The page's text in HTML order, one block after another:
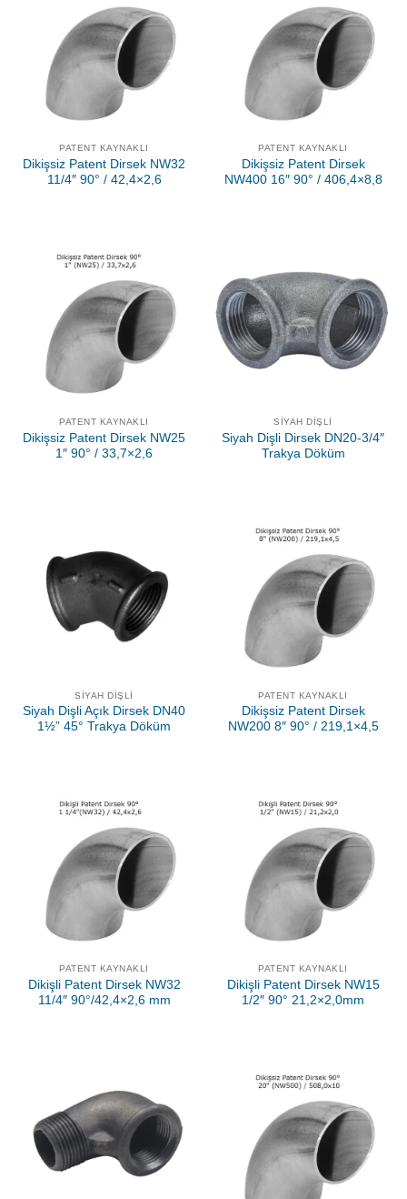
PATENT KAYNAKLI
Dikişsiz Patent Dirsek NW32
11/4″ 90° / 42,4×2,6
PATENT KAYNAKLI
Dikişsiz Patent Dirsek
NW400 16″ 90° / 406,4×8,8
PATENT KAYNAKLI
Dikişsiz Patent Dirsek NW25
1″ 90° / 33,7×2,6
SIYAH DIŞLI
Siyah Dişli Dirsek DN20-3/4″
Trakya Döküm
SIYAH DIŞLI
Siyah Dişli Açık Dirsek DN40
1½” 45° Trakya Döküm
PATENT KAYNAKLI
Dikişsiz Patent Dirsek
NW200 8″ 90° / 219,1×4,5
PATENT KAYNAKLI
Dikişli Patent Dirsek NW32
11/4″ 90°/42,4×2,6 mm
PATENT KAYNAKLI
Dikişli Patent Dirsek NW15
1/2″ 90° 21,2×2,0mm